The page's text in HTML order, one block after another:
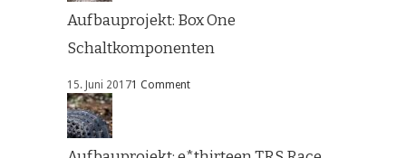
Aufbauprojekt: Box One
Schaltkomponenten
15. Juni 20171 Comment